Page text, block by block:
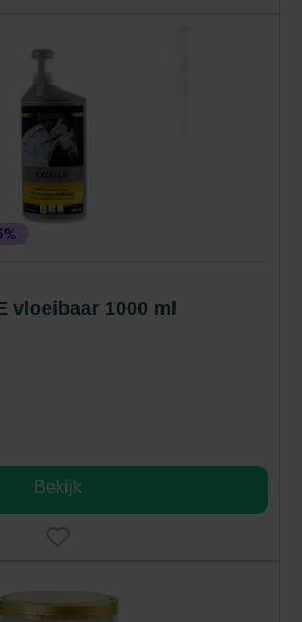
vloeibaar 1000 ml
Bekijk